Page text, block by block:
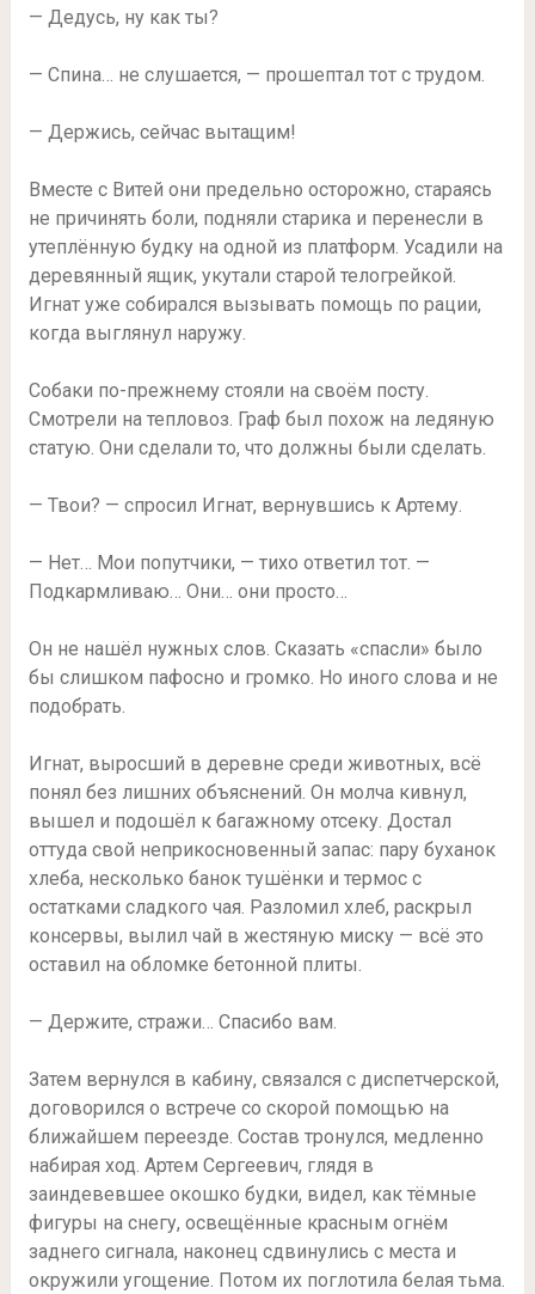
— Дедусь, ну как ты?
— Спина… не слушается, — прошептал тот с трудом.
— Держись, сейчас вытащим!
Вместе с Витей они предельно осторожно, стараясь
не причинять боли, подняли старика и перенесли в
утеплённую будку на одной из платформ. Усадили на
деревянный ящик, укутали старой телогрейкой.
Игнат уже собирался вызывать помощь по рации,
когда выглянул наружу.
Собаки по-прежнему стояли на своём посту.
Смотрели на тепловоз. Граф был похож на ледяную
статую. Они сделали то, что должны были сделать.
— Твои? — спросил Игнат, вернувшись к Артему.
— Нет… Мои попутчики, — тихо ответил тот. —
Подкармливаю… Они… они просто…
Он не нашёл нужных слов. Сказать «спасли» было
бы слишком пафосно и громко. Но иного слова и не
подобрать.
Игнат, выросший в деревне среди животных, всё
понял без лишних объяснений. Он молча кивнул,
вышел и подошёл к багажному отсеку. Достал
оттуда свой неприкосновенный запас: пару буханок
хлеба, несколько банок тушёнки и термос с
остатками сладкого чая. Разломил хлеб, раскрыл
консервы, вылил чай в жестяную миску — всё это
оставил на обломке бетонной плиты.
— Держите, стражи… Спасибо вам.
Затем вернулся в кабину, связался с диспетчерской,
договорился о встрече со скорой помощью на
ближайшем переезде. Состав тронулся, медленно
набирая ход. Артем Сергеевич, глядя в
заиндевевшее окошко будки, видел, как тёмные
фигуры на снегу, освещённые красным огнём
заднего сигнала, наконец сдвинулись с места и
окружили угощение. Потом их поглотила белая тьма.